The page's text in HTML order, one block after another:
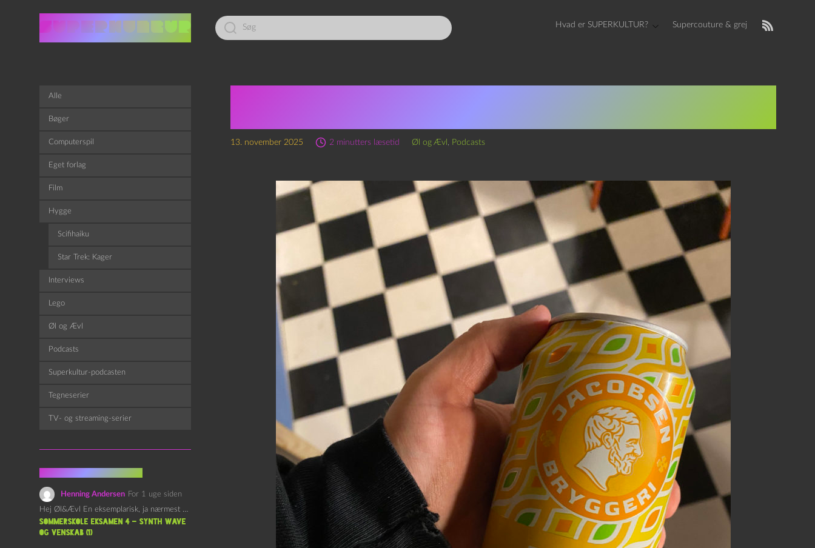
Led
efter:
Hvad er SUPERKULTUR? Supercouture & grej
13. november 2025 2 minutters læsetid Øl og Ævl , Podcasts
Alle
Bøger
Computerspil
Eget forlag
Film
Hygge
Scifihaiku
Star Trek: Kager
Interviews
Lego
Øl og Ævl
Podcasts
Superkultur-podcasten
Tegneserier
TV- og streaming-serier
Henning Andersen For 1 uge siden
Hej Øl&Ævl En eksemplarisk, ja nærmest yndefuld, afslutning på SOMMERSKOLEN.…
Sommerskole Eksamen 4 – Synth Wave
og Venskab (1)